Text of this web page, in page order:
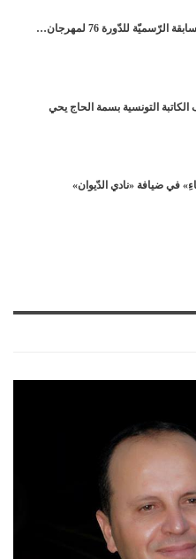
للدّورة 76 لمهرجان…
التونسية بسمة الحاج يحي
في ضيافة «نادي الدّيوان»